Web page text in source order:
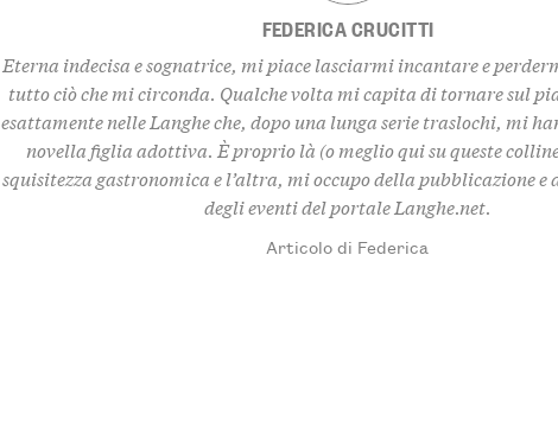
FEDERICA CRUCITTI
Eterna indecisa e sognatrice, mi piace lasciarmi incantare e
tutto ciò che mi circonda. Qualche volta mi capita di tornare sul
esattamente nelle Langhe che, dopo una lunga serie traslochi, mi
novella figlia adottiva. È proprio là (o meglio qui su queste
squisitezza gastronomica e l’altra, mi occupo della pubblicazione e
degli eventi del portale Langhe.net.
Articolo di Federica